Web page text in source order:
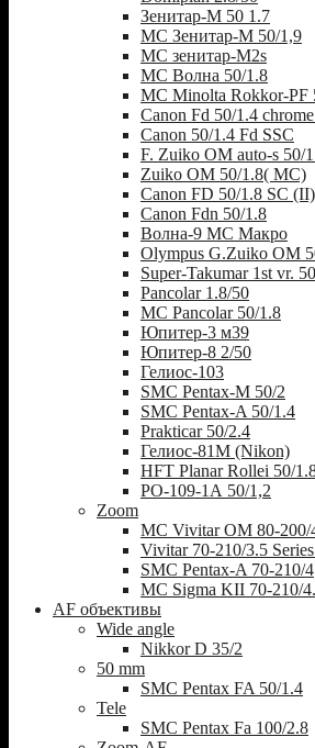
Зенитар-М 50 1.7
МС Зенитар-М 50/1,9
МС зенитар-M2s
MC Волна 50/1.8
MC Minolta Rokkor-PF
Canon Fd 50/1.4
Canon 50/1.4 Fd SSC
F. Zuiko OM auto-s 50/
Zuiko OM 50/1.8( MC)
Canon FD 50/1.8 SC (II)
Canon Fdn 50/1.8
Волна-9 МС Макро
Olympus G.Zuiko OM
Super-Takumar 1st vr.
Pancolar 1.8/50
MC Pancolar 50/1.8
Юпитер-3 м39
Юпитер-8 2/50
Гелиос-103
SMC Pentax-M 50/2
SMC Pentax-A 50/1.4
Prakticar 50/2.4
Гелиос-81М (Nikon)
HFT Planar Rollei 50/
РО-109-1А 50/1,2
Zoom
MC Vivitar OM 80-
Vivitar 70-210/3.5
SMC Pentax-A 70-210/4
MC Sigma KII 70-210/
AF объективы
Wide angle
Nikkor D 35/2
50 mm
SMC Pentax FA 50/1.4
Tele
SMC Pentax Fa 100/2.8